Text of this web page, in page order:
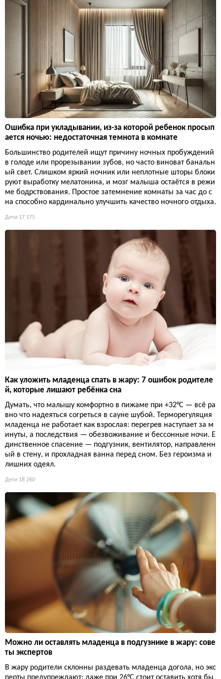
Ошибка при укладывании, из-за которой ребенок просып
ается ночью: недостаточная темнота в комнате
Большинство родителей ищут причину ночных пробуждений
в голоде или прорезывании зубов, но часто виноват банальн
ый свет. Слишком яркий ночник или неплотные шторы блоки
руют выработку мелатонина, и мозг малыша остаётся в режи
ме бодрствования. Простое затемнение комнаты за час до с
на способно кардинально улучшить качество ночного отдыха.
Дети 17 175
Как уложить младенца спать в жару: 7 ошибок родителе
й, которые лишают ребёнка сна
Думать, что малышу комфортно в пижаме при +32°C — всё ра
вно что надеяться согреться в сауне шубой. Терморегуляция
младенца не работает как взрослая: перегрев наступает за м
инуты, а последствия — обезвоживание и бессонные ночи. Е
динственное спасение — подгузник, вентилятор, направленн
ый в стену, и прохладная ванна перед сном. Без героизма и
лишних одеял.
Дети 18 260
Можно ли оставлять младенца в подгузнике в жару: сове
ты экспертов
В жару родители склонны раздевать младенца догола, но экс